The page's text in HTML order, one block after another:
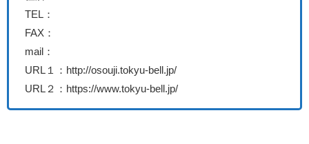
TEL：
FAX：
mail：
URL１：http://osouji.tokyu-bell.jp/
URL２：https://www.tokyu-bell.jp/